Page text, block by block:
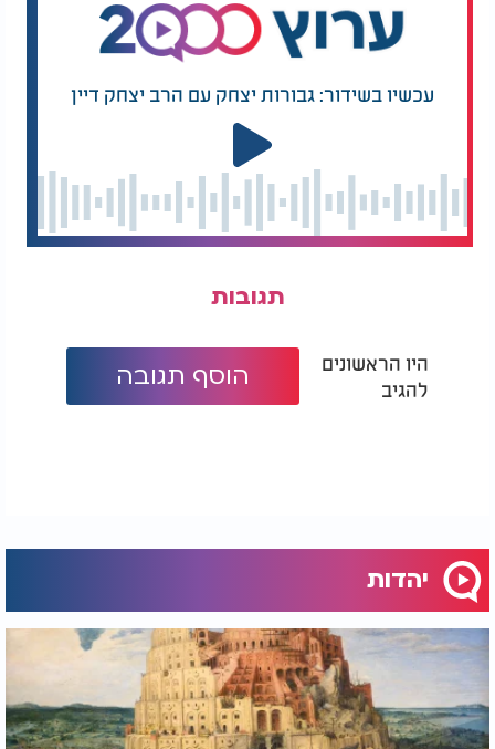
עכשיו בשידור: גבורות יצחק עם הרב יצחק דיין
תגובות
היו הראשונים
להגיב
הוסף תגובה
יהדות